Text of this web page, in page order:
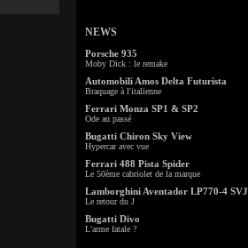
NEWS
Porsche 935
Moby Dick : le remake
Automobili Amos Delta Futurista
Braquage à l'italienne
Ferrari Monza SP1 & SP2
Ode au passé
Bugatti Chiron Sky View
Hypercar avec vue
Ferrari 488 Pista Spider
Le 50ème cabriolet de la marque
Lamborghini Aventador LP770-4 SVJ
Le retour du J
Bugatti Divo
L'arme fatale ?